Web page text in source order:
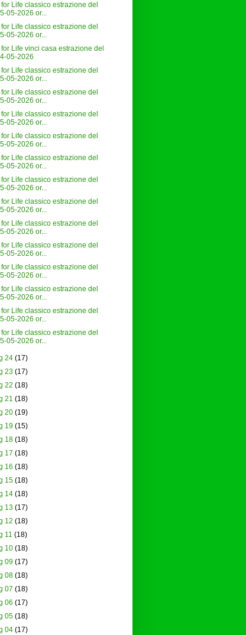
Life classico estrazione del
05-2026 or...
Life classico estrazione del
05-2026 or...
Life vinci casa estrazione del
05-2026
Life classico estrazione del
05-2026 or...
Life classico estrazione del
05-2026 or...
Life classico estrazione del
05-2026 or...
Life classico estrazione del
05-2026 or...
Life classico estrazione del
05-2026 or...
Life classico estrazione del
05-2026 or...
Life classico estrazione del
05-2026 or...
Life classico estrazione del
05-2026 or...
Life classico estrazione del
05-2026 or...
Life classico estrazione del
05-2026 or...
Life classico estrazione del
05-2026 or...
Life classico estrazione del
05-2026 or...
Life classico estrazione del
05-2026 or...
24 (17)
23 (17)
22 (18)
21 (18)
20 (19)
19 (15)
18 (18)
17 (18)
16 (18)
15 (18)
14 (18)
13 (17)
12 (18)
11 (18)
10 (18)
09 (17)
08 (18)
07 (18)
06 (17)
05 (18)
04 (17)